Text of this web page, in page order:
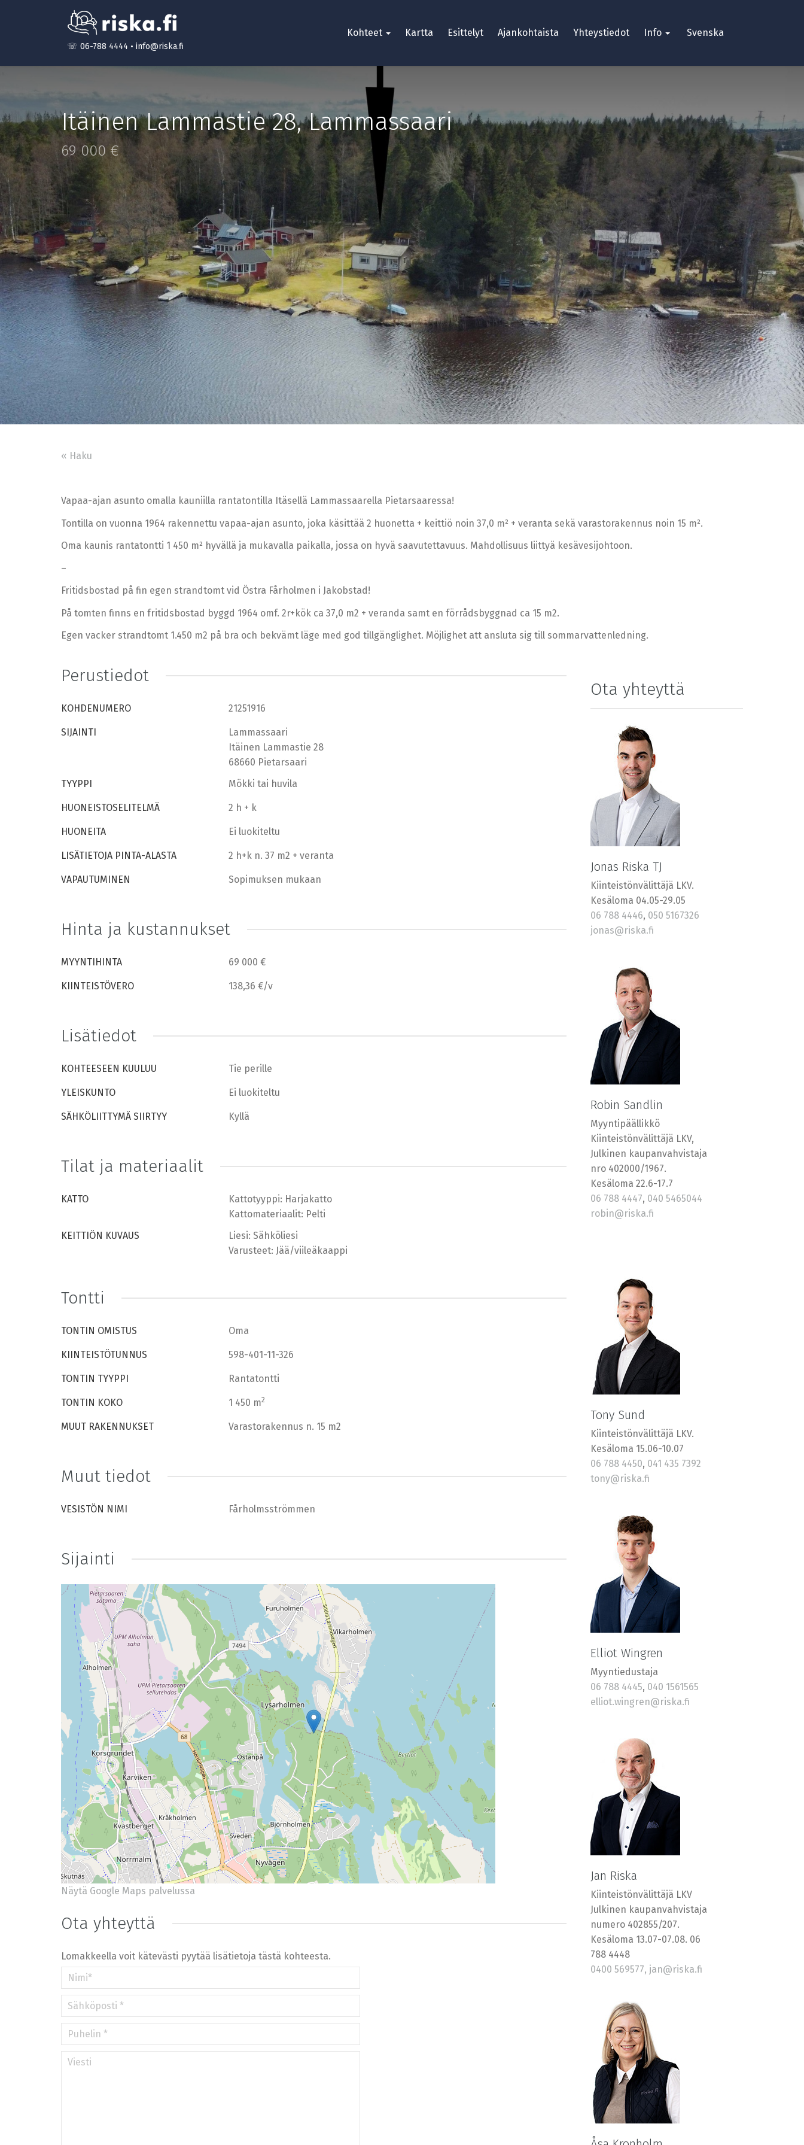
☏ 06-788 4444 • info@riska.fi
Kohteet Kartta Esittelyt Ajankohtaista Yhteystiedot Info Svenska
Itäinen Lammastie 28,Lammassaari
69 000 €
« Haku
Vapaa-ajan asunto omalla kauniilla rantatontilla Itäsellä Lammassaarella Pietarsaaressa!
Tontilla on vuonna 1964 rakennettu vapaa-ajan asunto, joka käsittää 2 huonetta + keittiö noin 37,0 m² + veranta sekä varastorakennus noin 15 m².
Oma kaunis rantatontti 1 450 m² hyvällä ja mukavalla paikalla, jossa on hyvä saavutettavuus. Mahdollisuus liittyä kesävesijohtoon.
–
Fritidsbostad på fin egen strandtomt vid Östra Fårholmen i Jakobstad!
På tomten finns en fritidsbostad byggd 1964 omf. 2r+kök ca 37,0 m2 + veranda samt en förrådsbyggnad ca 15 m2.
Egen vacker strandtomt 1.450 m2 på bra och bekvämt läge med god tillgänglighet. Möjlighet att ansluta sig till sommarvattenledning.
Perustiedot
KOHDENUMERO 21251916
SIJAINTI
Lammassaari
Itäinen Lammastie 28
68660 Pietarsaari
TYYPPI
Mökki tai huvila
HUONEISTOSELITELMÄ 2 h + k
HUONEITA Ei luokiteltu
LISÄTIETOJA PINTA-ALASTA 2 h+k n. 37 m2 + veranta
VAPAUTUMINEN Sopimuksen mukaan
Hinta ja kustannukset
MYYNTIHINTA 69 000 €
KIINTEISTÖVERO 138,36 €/v
Lisätiedot
KOHTEESEEN KUULUU Tie perille
YLEISKUNTO Ei luokiteltu
SÄHKÖLIITTYMÄ SIIRTYY Kyllä
Tilat ja materiaalit
KATTO
Kattotyyppi: Harjakatto
Kattomateriaalit: Pelti
KEITTIÖN KUVAUS
Liesi: Sähköliesi
Varusteet: Jää/viileäkaappi
Tontti
TONTIN OMISTUS Oma
KIINTEISTÖTUNNUS 598-401-11-326
TONTIN TYYPPI Rantatontti
TONTIN KOKO 1 450 m2
MUUT RAKENNUKSET Varastorakennus n. 15 m2
Muut tiedot
VESISTÖN NIMI Fårholmsströmmen
Sijainti
+
−
©OpenStreetMap contributors.
»
Näytä Google Maps palvelussa
Ota yhteyttä
Lomakkeella voit kätevästi pyytää lisätietoja tästä kohteesta.
Ota yhteyttä
Jonas Riska TJ
Kiinteistönvälittäjä LKV.
Kesäloma 04.05-29.05
06 788 4446, 050 5167326
jonas@riska.fi
Robin Sandlin
Myyntipäällikkö
Kiinteistönvälittäjä LKV,
Julkinen kaupanvahvistaja
nro 402000/1967.
Kesäloma 22.6-17.7
06 788 4447, 040 5465044
robin@riska.fi
Tony Sund
Kiinteistönvälittäjä LKV.
Kesäloma 15.06-10.07
06 788 4450, 041 435 7392
tony@riska.fi
Elliot Wingren
Myyntiedustaja
06 788 4445, 040 1561565
elliot.wingren@riska.fi
Jan Riska
Kiinteistönvälittäjä LKV
Julkinen kaupanvahvistaja
numero 402855/207.
Kesäloma 13.07-07.08. 06
788 4448
0400 569577, jan@riska.fi